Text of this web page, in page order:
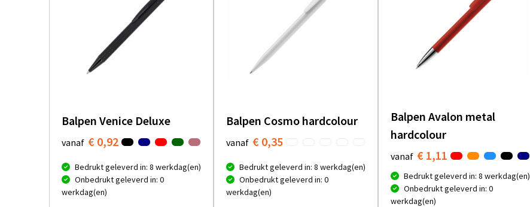
Balpen Venice Deluxe
vanaf € 0,92
Bedrukt geleverd in: 8 werkdag(en)
Onbedrukt geleverd in: 0
werkdag(en)
Balpen Cosmo hardcolour
vanaf € 0,35
Bedrukt geleverd in: 8 werkdag(en)
Onbedrukt geleverd in: 0
werkdag(en)
Balpen Avalon metal
hardcolour
vanaf € 1,11
Bedrukt geleverd in: 8 werkdag(en)
Onbedrukt geleverd in: 0
werkdag(en)